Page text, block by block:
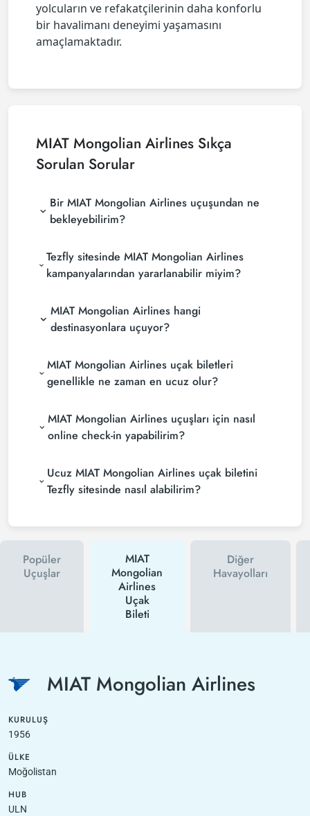
yolcuların ve refakatçilerinin daha konforlu
bir havalimanı deneyimi yaşamasını
amaçlamaktadır.
MIAT Mongolian Airlines Sıkça
Sorulan Sorular
Bir MIAT Mongolian Airlines uçuşundan ne
bekleyebilirim?
Tezfly sitesinde MIAT Mongolian Airlines
kampanyalarından yararlanabilir miyim?
MIAT Mongolian Airlines hangi
destinasyonlara uçuyor?
MIAT Mongolian Airlines uçak biletleri
genellikle ne zaman en ucuz olur?
MIAT Mongolian Airlines uçuşları için nasıl
online check-in yapabilirim?
Ucuz MIAT Mongolian Airlines uçak biletini
Tezfly sitesinde nasıl alabilirim?
Popüler
Uçuşlar
MIAT
Mongolian
Airlines
Uçak
Bileti
Diğer
Havayolları
MIAT Mongolian Airlines
KURULUŞ
1956
ÜLKE
Moğolistan
HUB
ULN